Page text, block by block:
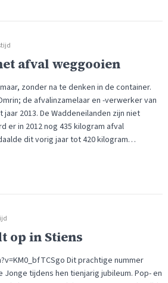
afval weggooien
zonder na te denken in de container.
de afvalinzamelaar en -verwerker van
2013. De Waddeneilanden zijn niet
er in 2012 nog 435 kilogram afval
dit vorig jaar tot 420 kilogram…
op in Stiens
Dit prachtige nummer
tijdens hen tienjarig jubileum. Pop- en